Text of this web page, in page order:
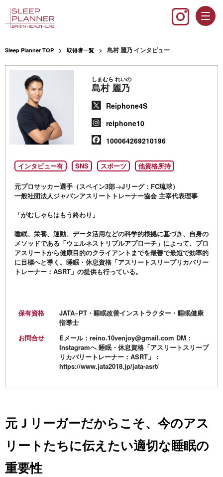
Sleep Planner TOP 取得者一覧 島村 麗乃 インタビュー
しまむら れいの
島村 麗乃
Reiphone4S
reiphone10
100064269210196
インタビュー有 SNS スポーツ 他資格所持
元プロサッカー選手（スペイン3部→Jリーグ：FC琉球）
一般社団法人ジャパンアスリートトレーナー協会 主宰代表理事
「がむしゃらはもう終わり」
睡眠、栄養、運動、データ活用などの科学的根拠に基づき、自身の
メソッドである「ウェルネストリプルアプローチ」によって、プロ
アスリートから健康目的のクライアントまでを最善で最短で効率的
に目標へと導く。睡眠・休息資格「アスリートスリープリカバリー
トレーナー：ASRT」の提供も行っている。
保有資格
JATA−PT・睡眠改善インストラクター・睡眠健康
指導士
お問合せ
Eメール：reino.10venjoy@gmail.com DM：
Instagramへ 睡眠・休息資格「アスリートスリープ
リカバリートレーナー：ASRT」：
https://www.jata2018.jp/jata-asrt/
元Ｊリーガーだからこそ、今のアス
リートたちに伝えたい適切な睡眠の
重要性